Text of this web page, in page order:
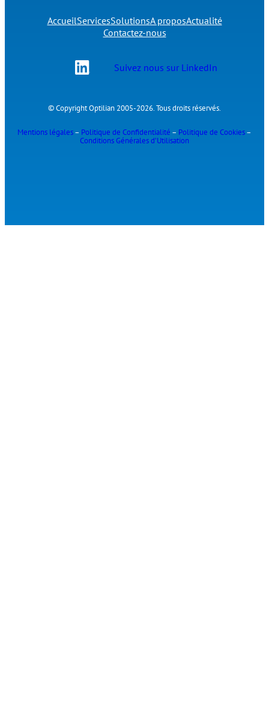
AccueilServicesSolutionsA proposActualité
Contactez-nous
Suivez nous sur LinkedIn
© Copyright Optilian 2005-2026. Tous droits réservés.
Mentions légales– Politique de Confidentialité – Politique de Cookies–
Conditions Générales d’Utilisation